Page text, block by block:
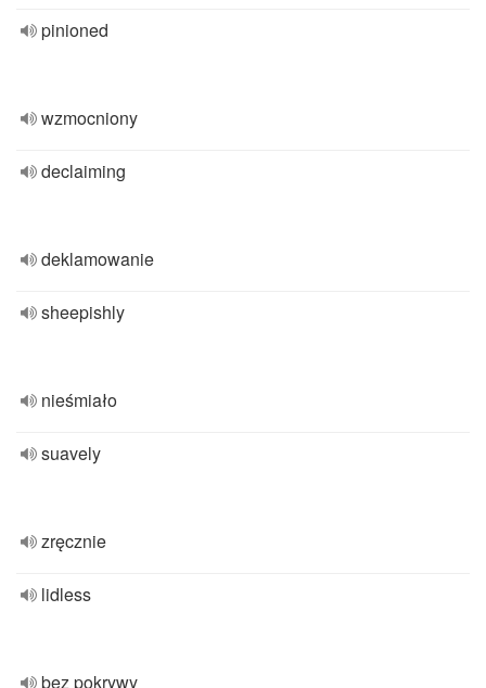
pinioned
wzmocniony
declaiming
deklamowanie
sheepishly
nieśmiało
suavely
zręcznie
lidless
bez pokrywy